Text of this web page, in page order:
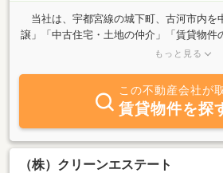
当社は、宇都宮線の城下町、古河市内を
譲」「中古住宅・土地の仲介」「賃貸物件
務内容とする会社です。特に駅西口と当社
画、お客様の立場になり、不動産情報の提
ぜひ古河へお越しの際は当社へご相談下さ
もっと見る
この不動産会社が
賃貸物件を探
（株）クリーンエステート